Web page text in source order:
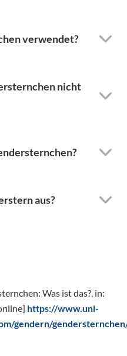
verwendet?
nicht
aus?
Was ist das?, in:
https://www.uni-
gendern/